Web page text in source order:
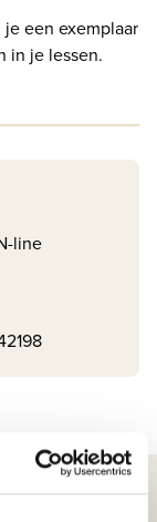
een exemplaar
in je lessen.
line